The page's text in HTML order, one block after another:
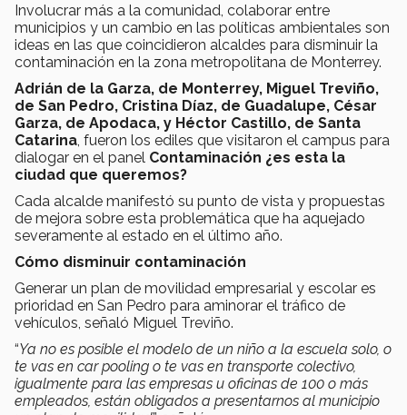
Involucrar más a la comunidad, colaborar entre
municipios y un cambio en las políticas ambientales son
ideas en las que coincidieron alcaldes para disminuir la
contaminación en la zona metropolitana de Monterrey.
Adrián de la Garza, de Monterrey, Miguel Treviño,
de San Pedro, Cristina Díaz, de Guadalupe, César
Garza, de Apodaca, y Héctor Castillo, de Santa
Catarina , fueron los ediles que visitaron el campus para
dialogar en el panel Contaminación ¿es esta la
ciudad que queremos?
Cada alcalde manifestó su punto de vista y propuestas
de mejora sobre esta problemática que ha aquejado
severamente al estado en el último año.
Cómo disminuir contaminación
Generar un plan de movilidad empresarial y escolar es
prioridad en San Pedro para aminorar el tráfico de
vehículos, señaló Miguel Treviño.
“Ya no es posible el modelo de un niño a la escuela solo, o
te vas en car pooling o te vas en transporte colectivo,
igualmente para las empresas u oficinas de 100 o más
empleados, están obligados a presentarnos al municipio